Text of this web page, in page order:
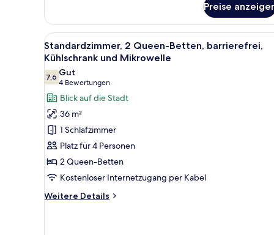
und
Mikrowelle
Preise
Alle
Fotos
für
Standardzimmer,
2 Queen-
Betten,
barrierefrei,
Kühlschrank
und
Mikrowelle
anzeigen
Ein Hotelzimmer mit zwei
4
Standardzimmer, 2 Queen-Betten, barrierefrei,
Kühlschrank und Mikrowelle
7,67,6 von 10
Gut
4 Bewertungen
(4
Bewertungen)
Blick auf die Stadt
36 m²
1 Schlafzimmer
Platz für 4 Personen
2 Queen-Betten
Kostenloser Internetzugang per Kabel
Weitere Details
Weitere